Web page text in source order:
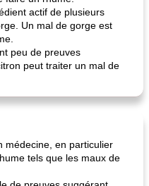
actif de plusieurs
Un mal de gorge est
peu de preuves
peut traiter un mal de
médecine, en particulier
tels que les maux de